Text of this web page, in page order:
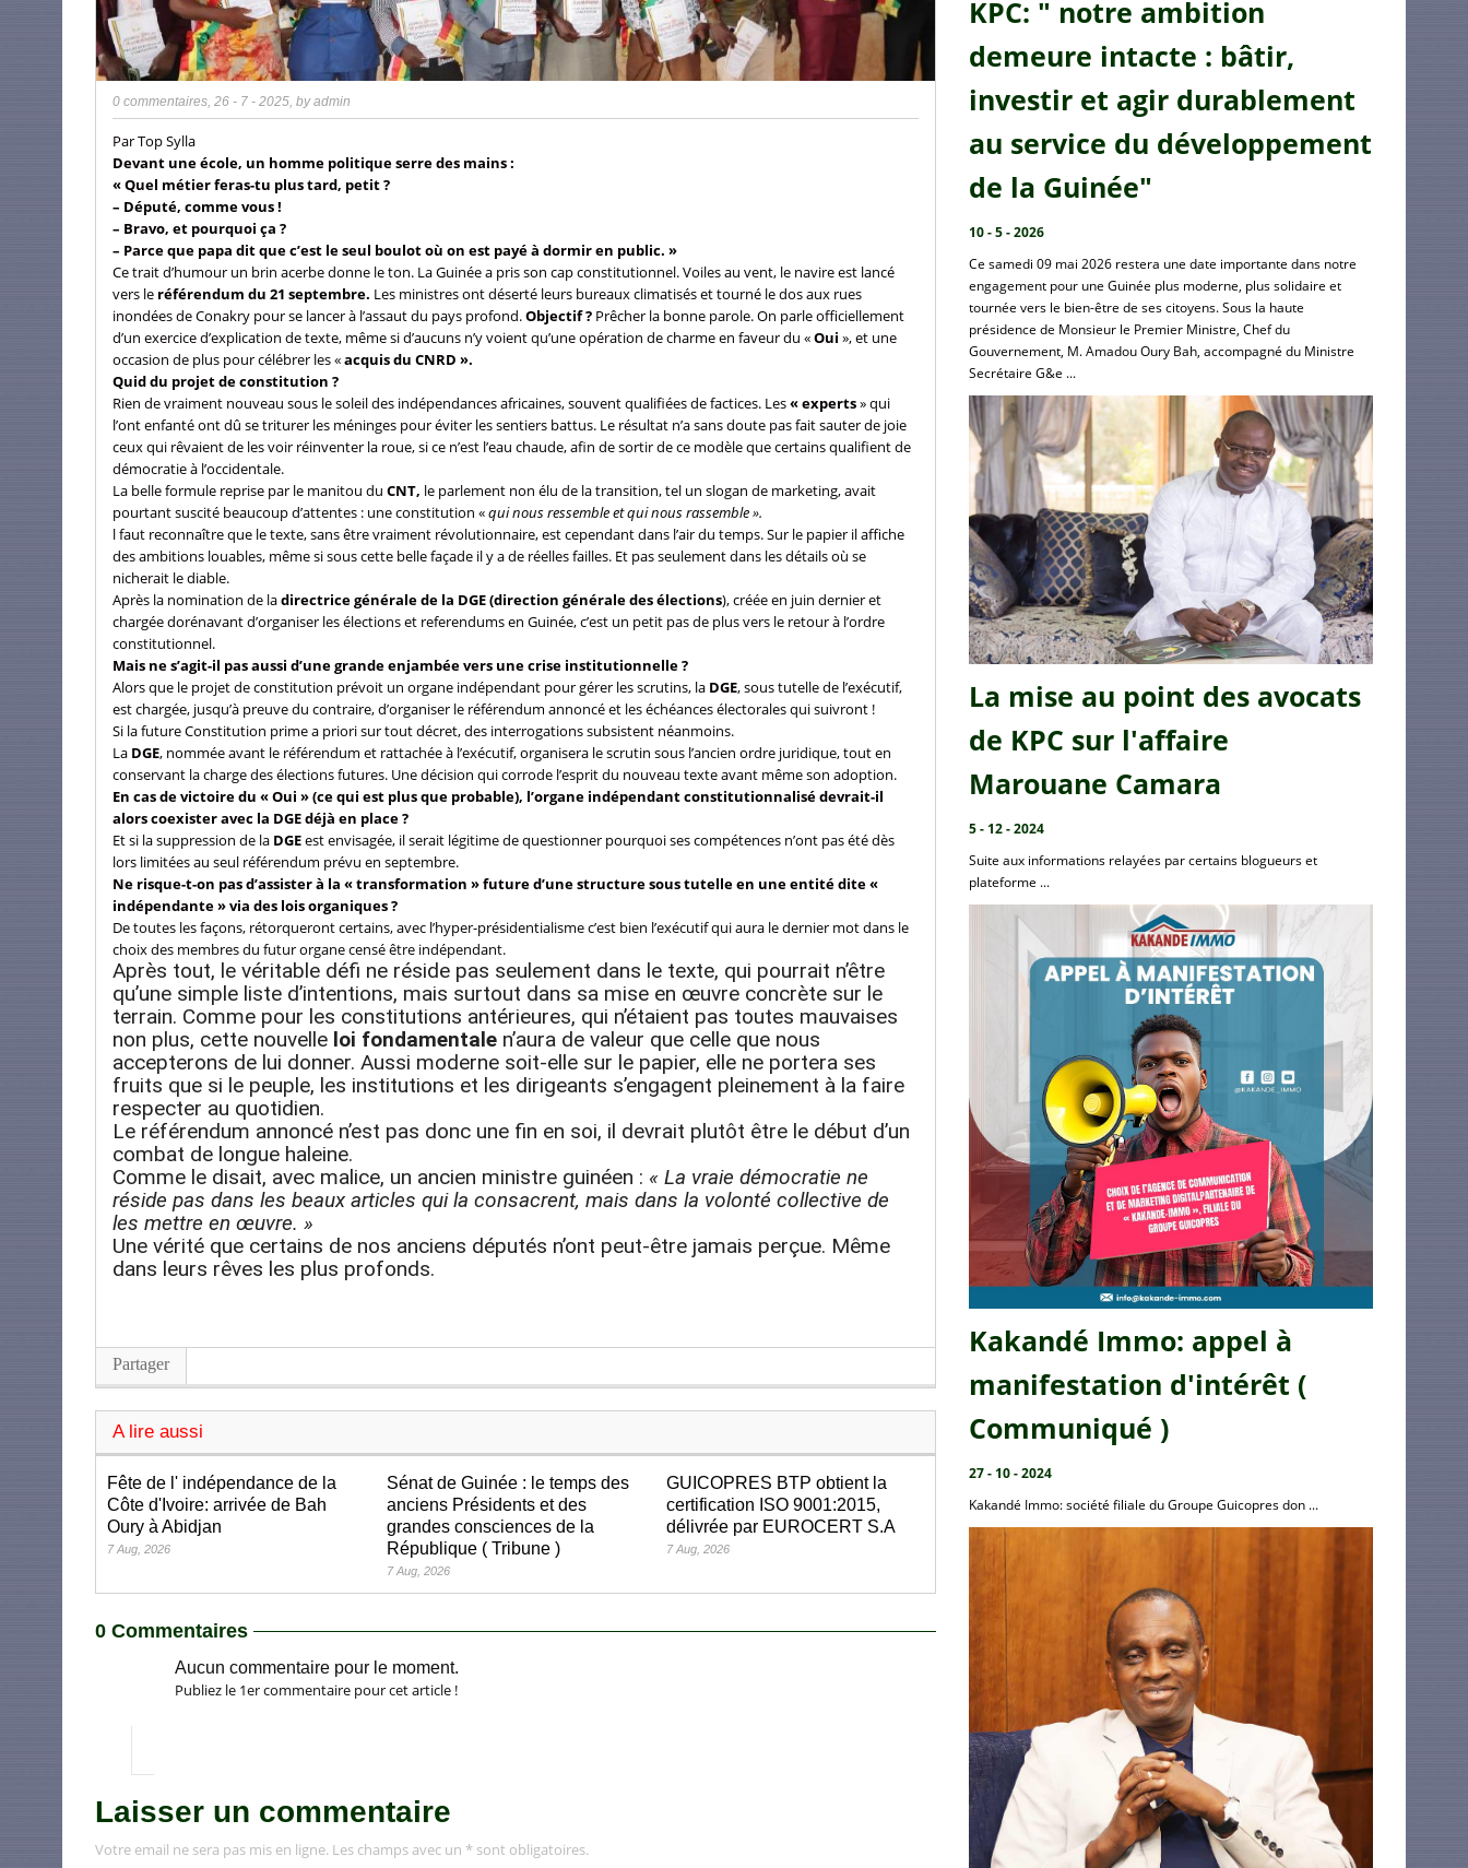
0 commentaires, 26 - 7 - 2025, byadmin
Par Top Sylla
Devant une école, un homme politique serre des mains :
« Quel métier feras-tu plus tard, petit ?
– Député, comme vous !
– Bravo, et pourquoi ça ?
– Parce que papa dit que c’est le seul boulot où on est payé à dormir en public. »
Ce trait d’humour un brin acerbe donne le ton. La Guinée a pris son cap constitutionnel. Voiles au vent, le navire est lancé
vers le référendum du 21 septembre. Les ministres ont déserté leurs bureaux climatisés et tourné le dos aux rues
inondées de Conakry pour se lancer à l’assaut du pays profond.Objectif ? Prêcher la bonne parole. On parle officiellement
d’un exercice d’explication de texte, même si d’aucuns n’y voient qu’une opération de charme en faveur du «Oui », et une
occasion de plus pour célébrer les «acquis du CNRD ».
Quid du projet de constitution ?
Rien de vraiment nouveau sous le soleil des indépendances africaines, souvent qualifiées de factices. Les« experts» qui
l’ont enfanté ont dû se triturer les méninges pour éviter les sentiers battus. Le résultat n’a sans doute pas fait sauter de joie
ceux qui rêvaient de les voir réinventer la roue, si ce n’est l’eau chaude, afin de sortir de ce modèle que certains qualifient de
démocratie à l’occidentale.
La belle formule reprise par le manitou du CNT, le parlement non élu de la transition, tel un slogan de marketing, avait
pourtant suscité beaucoup d’attentes : une constitution «qui nous ressemble et qui nous rassemble ».
l faut reconnaître que le texte, sans être vraiment révolutionnaire, est cependant dans l’air du temps. Sur le papier il affiche
des ambitions louables, même si sous cette belle façade il y a de réelles failles. Et pas seulement dans les détails où se
nicherait le diable.
Après la nomination de ladirectrice générale de la DGE (direction générale des élections), créée en juin dernier et
chargée dorénavant d’organiser les élections et referendums en Guinée, c’est un petit pas de plus vers le retour à l’ordre
constitutionnel.
Mais ne s’agit-il pas aussi d’une grande enjambée vers une crise institutionnelle ?
Alors que le projet de constitution prévoit un organe indépendant pour gérer les scrutins, la DGE, sous tutelle de l’exécutif,
est chargée, jusqu’à preuve du contraire, d’organiser le référendum annoncé et les échéances électorales qui suivront !
Si la future Constitution prime a priori sur tout décret, des interrogations subsistent néanmoins.
La DGE, nommée avant le référendum et rattachée à l’exécutif, organisera le scrutin sous l’ancien ordre juridique, tout en
conservant la charge des élections futures. Une décision qui corrode l’esprit du nouveau texte avant même son adoption.
En cas de victoire du « Oui » (ce qui est plus que probable), l’organe indépendant constitutionnalisé devrait-il
alors coexister avec la DGE déjà en place ?
Et si la suppression de la DGEest envisagée, il serait légitime de questionner pourquoi ses compétences n’ont pas été dès
lors limitées au seul référendum prévu en septembre.
Ne risque-t-on pas d’assister à la « transformation » future d’une structure sous tutelle en une entité dite «
indépendante » via des lois organiques ?
De toutes les façons, rétorqueront certains, avec l’hyper-présidentialisme c’est bien l’exécutif qui aura le dernier mot dans le
choix des membres du futur organe censé être indépendant.
Après tout, le véritable défi ne réside pas seulement dans le texte, qui pourrait n’être
qu’une simple liste d’intentions, mais surtout dans sa mise en œuvre concrète sur le
terrain. Comme pour les constitutions antérieures, qui n’étaient pas toutes mauvaises
non plus, cette nouvelle loi fondamentale n’aura de valeur que celle que nous
accepterons de lui donner. Aussi moderne soit-elle sur le papier, elle ne portera ses
fruits que si le peuple, les institutions et les dirigeants s’engagent pleinement à la faire
respecter au quotidien.
Le référendum annoncé n’est pas donc une fin en soi, il devrait plutôt être le début d’un
combat de longue haleine.
Comme le disait, avec malice, un ancien ministre guinéen : « La vraie démocratie ne
réside pas dans les beaux articles qui la consacrent, mais dans la volonté collective de
les mettre en œuvre. »
Une vérité que certains de nos anciens députés n’ont peut-être jamais perçue. Même
dans leurs rêves les plus profonds.
Partager
A lire aussi
Fête de l' indépendance de la
Côte d'Ivoire: arrivée de Bah
Oury à Abidjan
7 Aug, 2026
Sénat de Guinée : le temps des
anciens Présidents et des
grandes consciences de la
République ( Tribune )
7 Aug, 2026
GUICOPRES BTP obtient la
certification ISO 9001:2015,
délivrée par EUROCERT S.A
7 Aug, 2026
0 Commentaires
Aucun commentaire pour le moment.
Publiez le 1er commentaire pour cet article !
Laisser un commentaire
Votre email ne sera pas mis en ligne. Les champs avec un * sont obligatoires.
KPC: " notre ambition
demeure intacte : bâtir,
investir et agir durablement
au service du développement
de la Guinée"
10 - 5 - 2026
Ce samedi 09 mai 2026 restera une date importante dans notre
engagement pour une Guinée plus moderne, plus solidaire et
tournée vers le bien-être de ses citoyens. Sous la haute
présidence de Monsieur le Premier Ministre, Chef du
Gouvernement, M. Amadou Oury Bah, accompagné du Ministre
Secrétaire G&e ...
La mise au point des avocats
de KPC sur l'affaire
Marouane Camara
5 - 12 - 2024
Suite aux informations relayées par certains blogueurs et
plateforme ...
Kakandé Immo: appel à
manifestation d'intérêt (
Communiqué )
27 - 10 - 2024
Kakandé Immo: société filiale du Groupe Guicopres don ...